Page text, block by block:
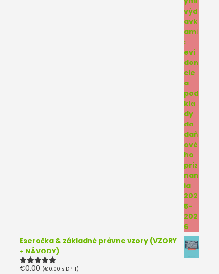
Eseročka & základné právne vzory (VZORY
+ NÁVODY)
Hodnotenie
€0.00 (€0.00 s DPH)